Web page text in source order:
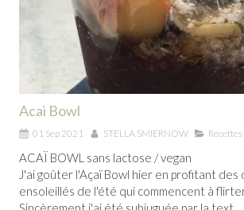
Acai Bowl
01 Sep 2021 STELLA SMIERNOW
ACAÏ BOWL sans lactose / vegan
J'ai goûter l'Açaï Bowl hier en profitant
ensoleillés de l'été qui commencent à